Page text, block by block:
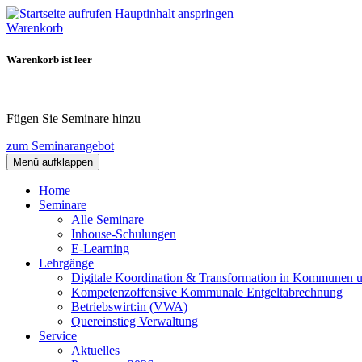
Hauptinhalt anspringen
Warenkorb
Warenkorb ist leer
Fügen Sie Seminare hinzu
zum Seminarangebot
Menü aufklappen
Home
Seminare
Alle Seminare
Inhouse-Schulungen
E-Learning
Lehrgänge
Digitale Koordination & Transformation in Kommunen
Kompetenzoffensive Kommunale Entgeltabrechnung
Betriebswirt:in (VWA)
Quereinstieg Verwaltung
Service
Aktuelles